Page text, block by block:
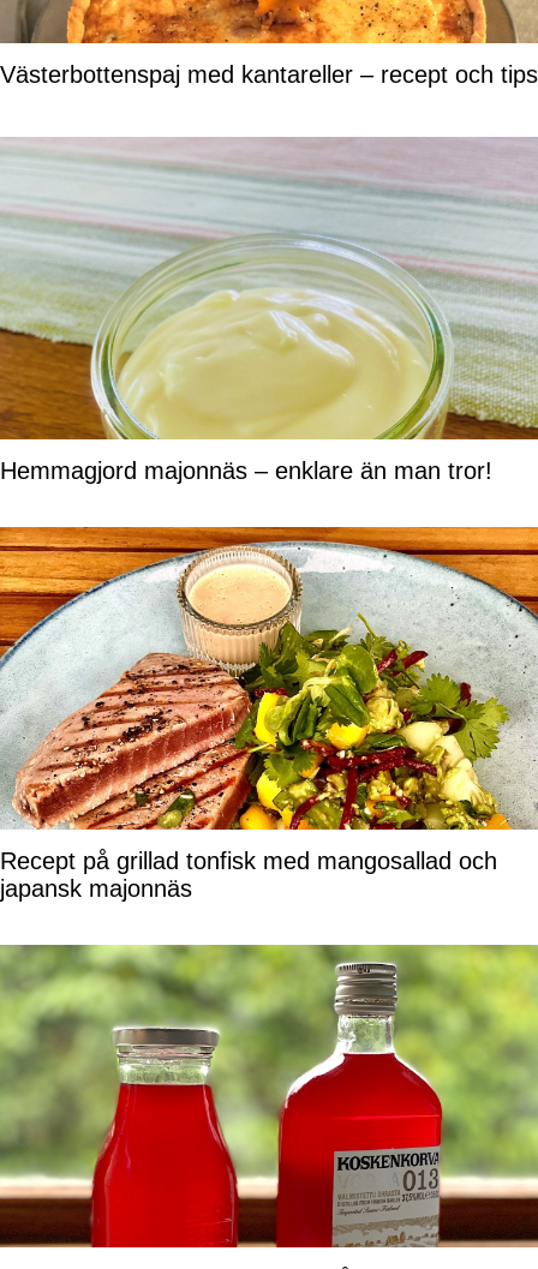
Västerbottenspaj med kantareller – recept och tips
Hemmagjord majonnäs – enklare än man tror!
Recept på grillad tonfisk med mangosallad och
japansk majonnäs